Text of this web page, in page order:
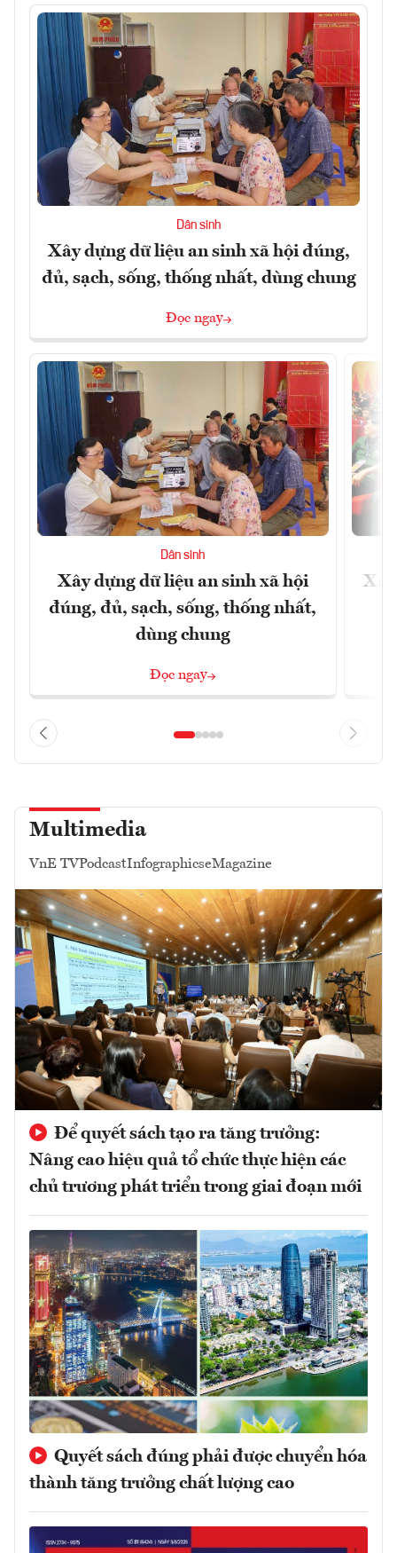
Dân sinh
Xây dựng dữ liệu an sinh xã hội đúng,
đủ, sạch, sống, thống nhất, dùng chung
Đọc ngay
Dân sinh
Xây dựng dữ liệu an sinh xã hội
đúng, đủ, sạch, sống, thống nhất,
dùng chung
Đọc ngay
Multimedia
VnE TVPodcastInfographicseMagazine
Để quyết sách tạo ra tăng trưởng:
Nâng cao hiệu quả tổ chức thực hiện các
chủ trương phát triển trong giai đoạn mới
Quyết sách đúng phải được chuyển hóa
thành tăng trưởng chất lượng cao